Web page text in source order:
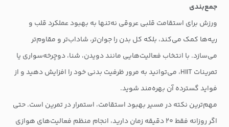
جمع‌بندی
ورزش برای استقامت قلبی عروقی نه‌تنها به بهبود عملکرد قلب و
ریه‌ها کمک می‌کند، بلکه کل بدن را جوان‌تر، شاداب‌تر و مقاوم‌تر
می‌سازد. با انتخاب فعالیت‌هایی مانند دویدن، شنا، دوچرخه‌سواری یا
تمرینات HIIT، می‌توانید به مرور ظرفیت بدنی خود را افزایش دهید و از
فواید گسترده آن بهره‌مند شوید.
مهم‌ترین نکته در مسیر بهبود استقامت، استمرار در تمرین است. حتی
اگر روزانه فقط ۲۰ دقیقه زمان دارید، انجام منظم فعالیت‌های هوازی